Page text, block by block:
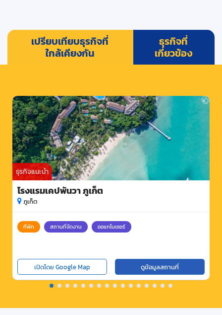
เปรียบเทียบธุรกิจที่
ใกล้เคียงกัน
ธุรกิจที่
เกี่ยวข้อง
ธุรกิจแนะนำ
โรงแรมเคปพันวา ภูเก็ต
ภูเก็ต
ที่พัก สถานที่จัดงาน ออแกไนเซอร์
เปิดโดย Google Map ดูข้อมูลสถานที่